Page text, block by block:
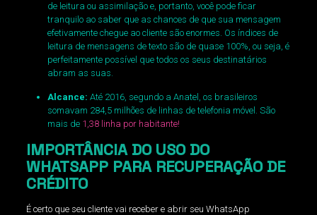
de leitura ou assimilação e, portanto, você pode ficar
tranquilo ao saber que as chances de que sua mensagem
efetivamente chegue ao cliente são enormes. Os índices de
leitura de mensagens de texto são de quase 100%, ou seja, é
perfeitamente possível que todos os seus destinatários
abram as suas.
Alcance: Até 2016, segundo a Anatel, os brasileiros
somavam 284,5 milhões de linhas de telefonia móvel. São
mais de1,38 linha por habitante!
IMPORTÂNCIA DO USO DO
WHATSAPP PARA RECUPERAÇÃO DE
CRÉDITO
É certo que seu cliente vai receber e abrir seu WhatsApp